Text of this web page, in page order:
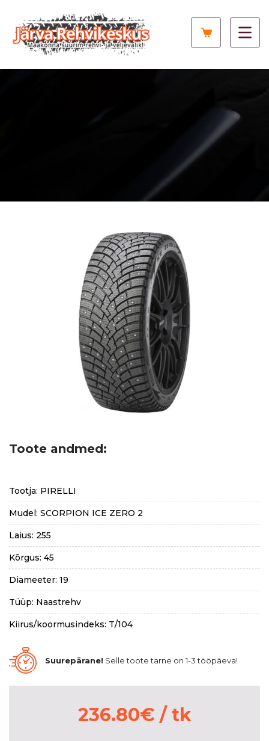
Toote andmed:
Tootja: PIRELLI
Mudel: SCORPION ICE ZERO 2
Laius: 255
Kõrgus: 45
Diameeter: 19
Tüüp: Naastrehv
Kiirus/koormusindeks: T/104
Suurepärane! Selle toote tarne on 1-3 tööpäeva!
236.80€ / tk